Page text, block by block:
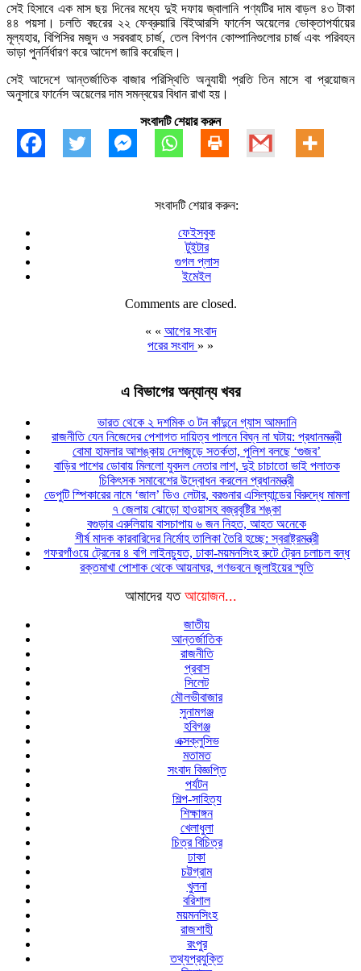
সেই হিসাবে এক মাস ছয় দিনের মধ্যে দুই দফায় জ্বালানি পণ্যটির দাম বাড়ল ৪৩ টাকা
৪৪ পয়সা। চলতি বছরের ২২ ফেব্রুয়ারি বিইআরসি ফার্নেস অয়েলের ভোক্তাপর্যায়ের
মূল্যহার, বিপিসির মজুদ ও সরবরাহ চার্জ, তেল বিপণন কোম্পানিগুলোর চার্জ এবং পরিবহন
ভাড়া পুনর্নির্ধারণ করে আদেশ জারি করেছিল।
সেই আদেশে আন্তর্জাতিক বাজার পরিস্থিতি অনুযায়ী প্রতি তিন মাসে বা প্রয়োজন
অনুসারে ফার্নেস অয়েলের দাম সমন্বয়ের বিধান রাখা হয়।
সংবাদটি শেয়ার করুন
সংবাদটি শেয়ার করুন:
ফেইসবুক
টুইটার
গুগল প্লাস
ইমেইল
Comments are closed.
« « আগের সংবাদ
পরের সংবাদ » »
এ বিভাগের অন্যান্য খবর
ভারত থেকে ২ দশমিক ৩ টন কাঁদুনে গ্যাস আমদানি
রাজনীতি যেন নিজেদের পেশাগত দায়িত্ব পালনে বিঘ্ন না ঘটায়: প্রধানমন্ত্রী
বোমা হামলার আশঙ্কায় দেশজুড়ে সতর্কতা, পুলিশ বলছে ‘গুজব’
বাড়ির পাশের ডোবায় মিললো যুবদল নেতার লাশ, দুই চাচাতো ভাই পলাতক
চিকিৎসক সমাবেশের উদ্বোধন করলেন প্রধানমন্ত্রী
ডেপুটি স্পিকারের নামে ‘জাল’ ডিও লেটার, বরগুনার এসিল্যান্ডের বিরুদ্ধে মামলা
৭ জেলায় ঝোড়ো হাওয়াসহ বজ্রবৃষ্টির শঙ্কা
বগুড়ার এরুলিয়ায় বাসচাপায় ৬ জন নিহত, আহত অনেকে
শীর্ষ মাদক কারবারিদের নির্মোহ তালিকা তৈরি হচ্ছে: স্বরাষ্ট্রমন্ত্রী
গফরগাঁওয়ে ট্রেনের ৪ বগি লাইনচ্যুত, ঢাকা-ময়মনসিংহ রুটে ট্রেন চলাচল বন্ধ
রক্তমাখা পোশাক থেকে আয়নাঘর, গণভবনে জুলাইয়ের স্মৃতি
আমাদের যত আয়োজন...
জাতীয়
আন্তর্জাতিক
রাজনীতি
প্রবাস
সিলেট
মৌলভীবাজার
সুনামগঞ্জ
হবিগঞ্জ
এক্সক্লুসিভ
মতামত
সংবাদ বিজ্ঞপ্তি
পর্যটন
শিল্প-সাহিত্য
শিক্ষাঙ্গন
খেলাধুলা
চিত্র বিচিত্র
ঢাকা
চট্টগ্রাম
খুলনা
বরিশাল
ময়মনসিংহ
রাজশাহী
রংপুর
তথ্যপ্রযুক্তি